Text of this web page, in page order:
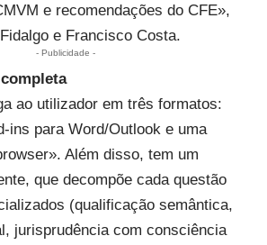
e recomendações do CFE»,
e Francisco Costa.
- Publicidade -
ao utilizador em três formatos:
ins para Word/Outlook e uma
Além disso, tem um
que decompõe cada questão
(qualificação semântica,
jurisprudência com consciência